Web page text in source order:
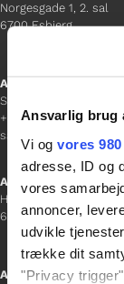
Ansvarlig brug
Vi og vores
adresse, ID og
vores
annoncer,
udvikle
trække dit
"Privacy trigger"
Norgesgade 1, 2. sal
6700 Esbjerg
Afdelingschef
Sanne Hansen
+45 23 69 19 35
Aabenraa
H P Hanssens Gade
6200 Aabenraa
Afdelingschef